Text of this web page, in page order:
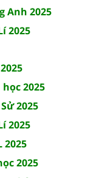
Anh 2025
2025
2025
2025
2025
2025
2025